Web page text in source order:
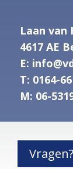
Laan van
4617 AE
E: info@
T: 0164-
M: 06-